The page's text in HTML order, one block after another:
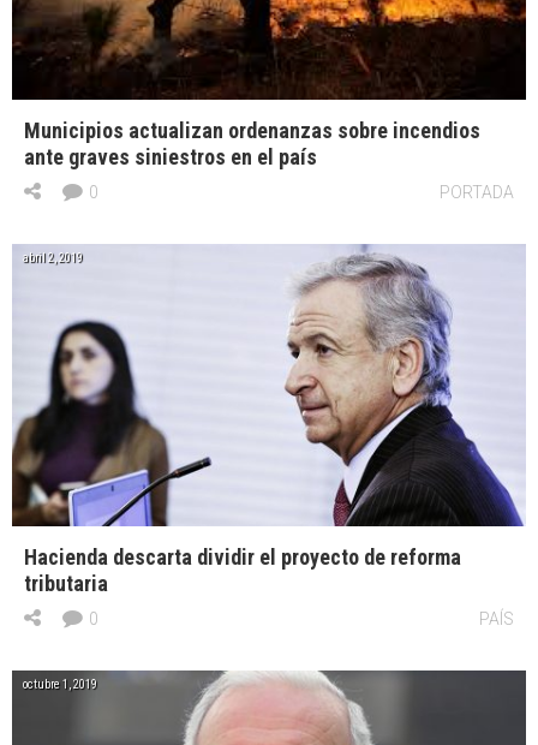
Municipios actualizan ordenanzas sobre incendios
ante graves siniestros en el país
PORTADA
0
abril 2, 2019
Hacienda descarta dividir el proyecto de reforma
tributaria
PAÍS
0
octubre 1, 2019